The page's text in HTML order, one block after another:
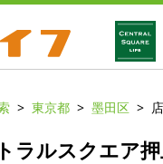
東京都 墨田区
ラルスクエア